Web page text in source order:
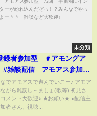
未分類
録者参加型 ＃アモングア
雑談配信 アモアス参加
回 宇宙船にインポスタ
紛れ込んだぞっ！？みんな
っつけよー＾＾ 雑談など
でアモアスで遊んでいこー♪ アモア
ながら雑談し～ましょ(歌等) 初見さ
コメント大歓迎♪ ★お願い★ ●配信主
者さん、視聴...